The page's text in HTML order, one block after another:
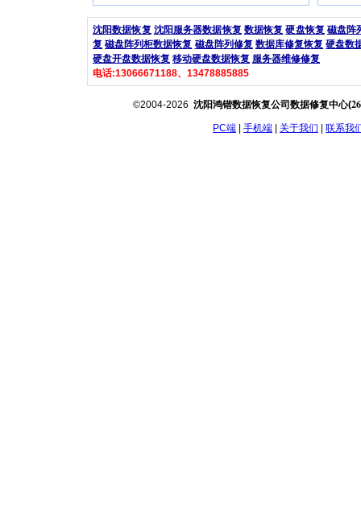
沈阳数据恢复 沈阳服务器数据恢复 数据恢复 硬盘恢复 磁盘阵
复 磁盘阵列柜数据恢复 磁盘阵列修复 数据库修复恢复 硬盘数
硬盘开盘数据恢复 移动硬盘数据恢复 服务器维修修复
电话:13066671188、13478885885
©2004-2026 沈阳鸿锴数据恢复公司数据修复中心(
PC端 手机端 关于我们 联系我